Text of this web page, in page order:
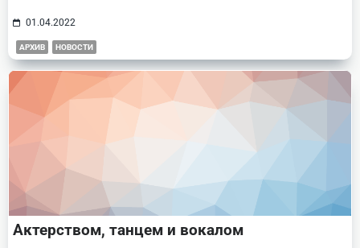
01.04.2022
АРХИВ НОВОСТИ
Актерством, танцем и вокалом